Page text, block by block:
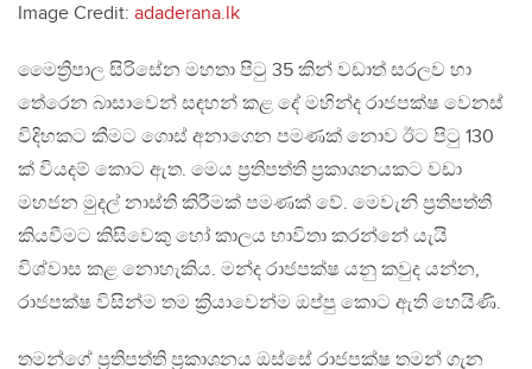
Image Credit: adaderana.lk
මෛත්‍රිපාල සිරිසේන මහතා පිටු 35 කින් වඩාත් සරලව හා
තේරෙන බාසාවෙන් සඳහන් කළ දේ මහින්ද රාජපක්ෂ වෙනස්
විදිහකට කීමට ගොස් අනාගෙන පමණක් නොව ඊට පිටු 130
ක් වියදම් කොට ඇත. මෙය ප්‍රතිපත්ති ප්‍රකාශනයකට වඩා
මහජන මුදල් නාස්ති කිරීමක් පමණක් වේ. මෙවැනි ප්‍රතිපත්ති
කියවීමට කිසිවෙකු හෝ කාලය භාවිතා කරන්නේ යැයි
විශ්වාස කළ නොහැකිය. මන්ද රාජපක්ෂ යනු කවුද යන්න,
රාජපක්ෂ විසින්ම තම ක්‍රියාවෙන්ම ඔප්පු කොට ඇති හෙයිණි.
තමන්ගේ ප්‍රතිපත්ති ප්‍රකාශනය ඔස්සේ රාජපක්ෂ තමන් ගැන